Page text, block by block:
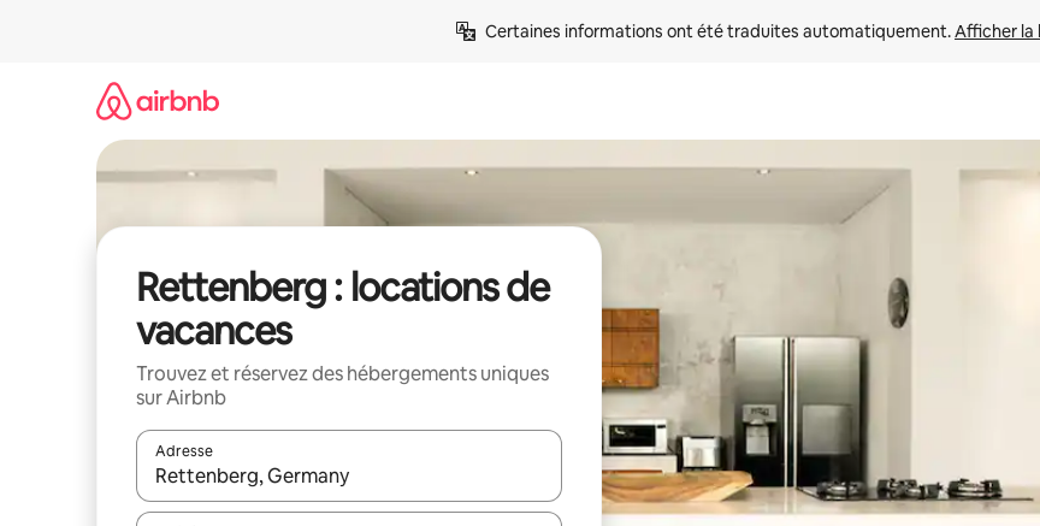
Certaines informations ont été traduites automatiquement. Afficher la
Rettenberg : locations de
vacances
Trouvez et réservez des hébergements uniques
sur Airbnb
Adresse
Lorsque les résultats s'affichent, utilisez les flèches vers le haut et vers le bas pour les parcourir ou en appuyant et